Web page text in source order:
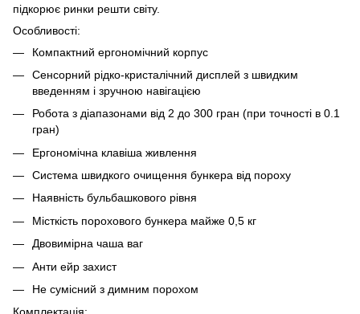
підкорює ринки решти світу.
Особливості:
Компактний ергономічний корпус
Сенсорний рідко-кристалічний дисплей з швидким
введенням і зручною навігацією
Робота з діапазонами від 2 до 300 гран (при точності в 0.1
гран)
Ергономічна клавіша живлення
Система швидкого очищення бункера від пороху
Наявність бульбашкового рівня
Місткість порохового бункера майже 0,5 кг
Двовимірна чаша ваг
Анти ейр захист
Не сумісний з димним порохом